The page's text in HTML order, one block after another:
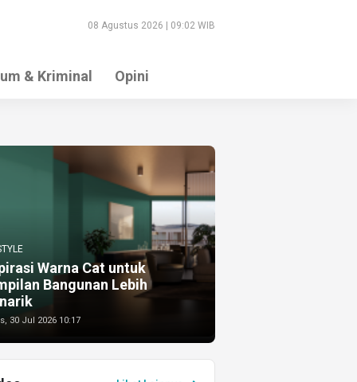
08 Agustus 2026 | 09:02 WIB
& Kriminal Opini
Warna Cat untuk
Bangunan Lebih
30 Jul 2026 10:17